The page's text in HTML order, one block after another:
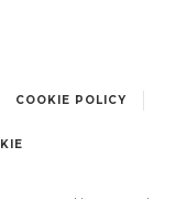
COOKIE POLICY